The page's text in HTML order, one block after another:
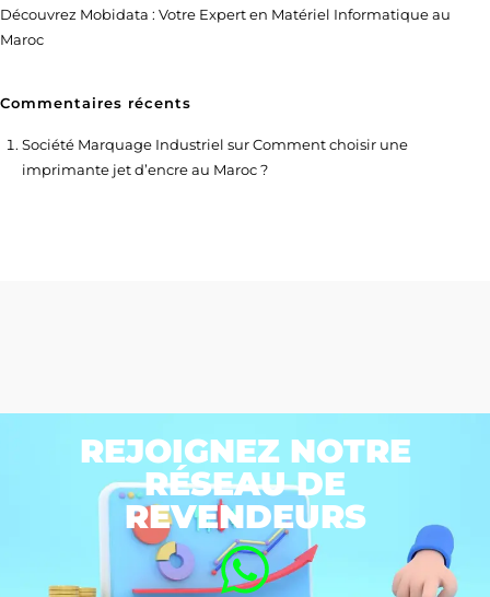
Découvrez Mobidata : Votre Expert en Matériel Informatique au
Maroc
Commentaires récents
Société Marquage Industriel surComment choisir une
imprimante jet d’encre au Maroc ?
REJOIGNEZ NOTRE
RÉSEAU DE
REVENDEURS